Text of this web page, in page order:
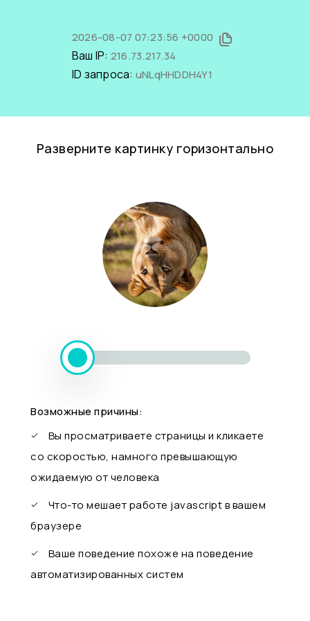
2026-08-07 07:23:56 +0000
Ваш IP: 216.73.217.34
ID запроса: uNLqHHDDH4Y1
Разверните картинку горизонтально
Возможные причины:
Вы просматриваете страницы и кликаете
со скоростью, намного превышающую
ожидаемую от человека
Что-то мешает работе javascript в вашем
браузере
Ваше поведение похоже на поведение
автоматизированных систем